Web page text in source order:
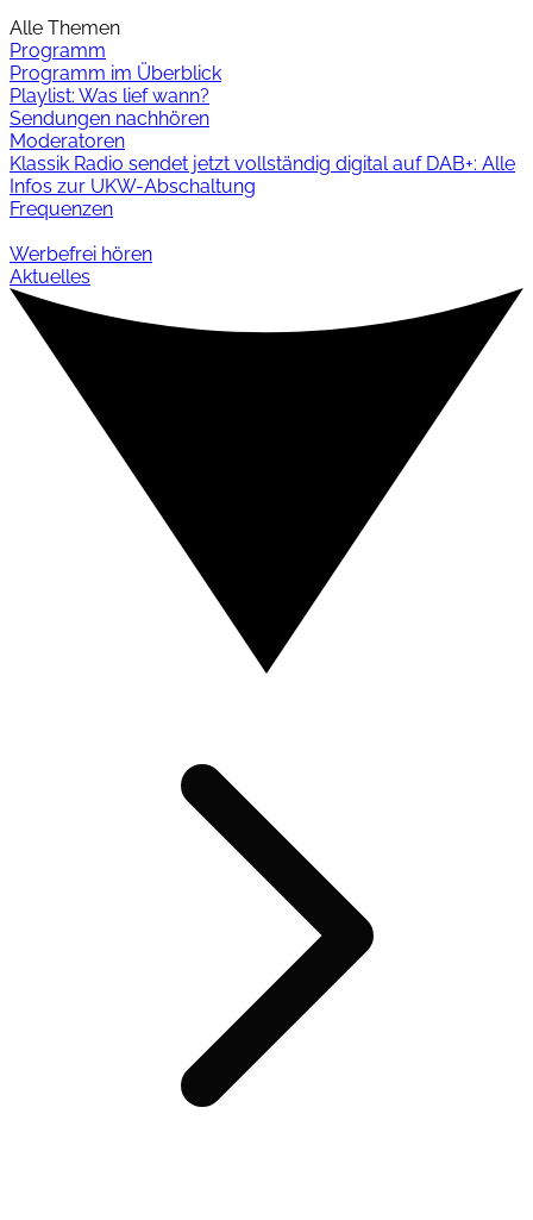
Alle Themen
Programm
Programm im Überblick
Playlist: Was lief wann?
Sendungen nachhören
Moderatoren
Klassik Radio sendet jetzt vollständig digital auf DAB+: Alle
Infos zur UKW-Abschaltung
Frequenzen
Werbefrei hören
Aktuelles